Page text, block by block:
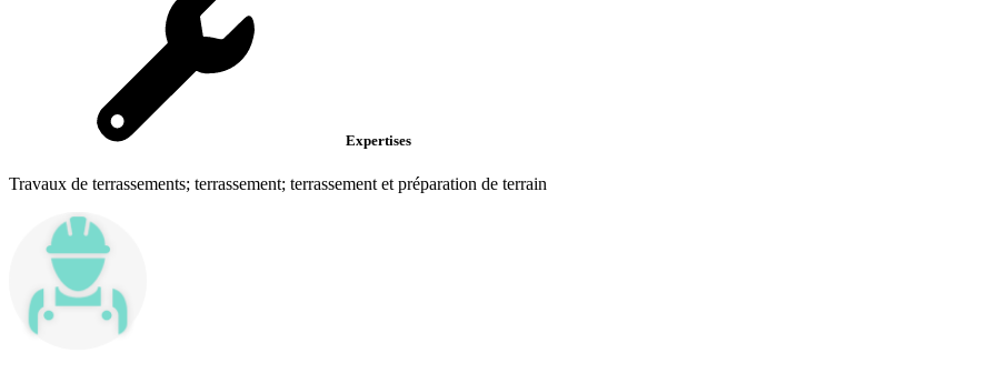
Expertises
Travaux de terrassements; terrassement; terrassement et préparation de terrain